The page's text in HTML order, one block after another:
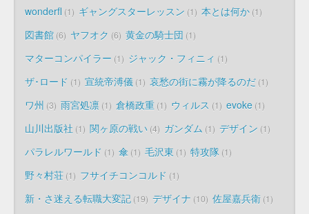
wonderfl 1 ギャングスターレッスン 1 本とは何か 1
図書館 6 ヤフオク 6 黄金の騎士団 1
マターコンパイラー 1 ジャック・フィニィ 1
ザ･ロード 1 宣統帝溥儀 1 哀愁の街に霧が降るのだ 1
ワ州 3 雨宮処凛 1 倉橋政重 1 ウィルス 1 evoke 1
山川出版社 1 関ヶ原の戦い 4 ガンダム 1 デザイン 1
パラレルワールド 1 傘 1 毛沢東 1 特攻隊 1
野々村荘 1 フサイチコンコルド 1
新・さ迷える転職大変記 19 デザイナ 10 佐屋嘉兵衛 1